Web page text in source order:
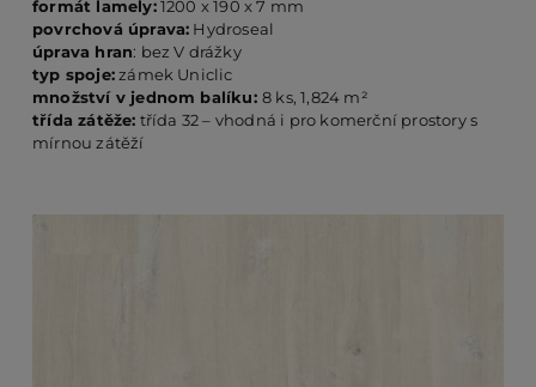
formát lamely:1200 x 190 x 7 mm
povrchová úprava: Hydroseal
úprava hran: bez V drážky
typ spoje:zámek Uniclic
množství v jednom balíku:8 ks, 1,824 m²
třída zátěže: třída 32 – vhodná i pro komerční prostory s
mírnou zátěží